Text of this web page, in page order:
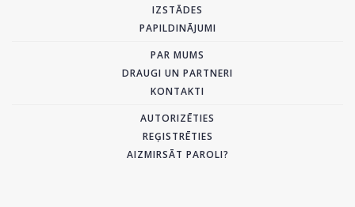
IZSTĀDES
PAPILDINĀJUMI
PAR MUMS
DRAUGI UN PARTNERI
KONTAKTI
AUTORIZĒTIES
REĢISTRĒTIES
AIZMIRSĀT PAROLI?